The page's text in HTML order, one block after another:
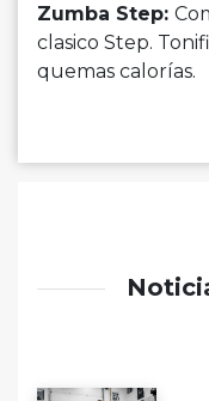
Zumba Step:
clasico Step.
quemas calorías.